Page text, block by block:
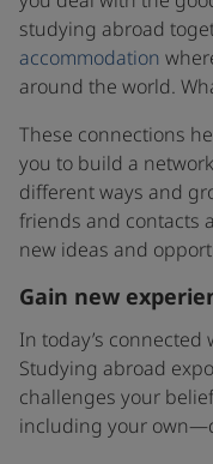
studying abroad
accommodation
around the world.
These connections
you to build a
different ways and
friends and contacts
new ideas and
Gain new
In today’s
Studying abroad
challenges your
including your